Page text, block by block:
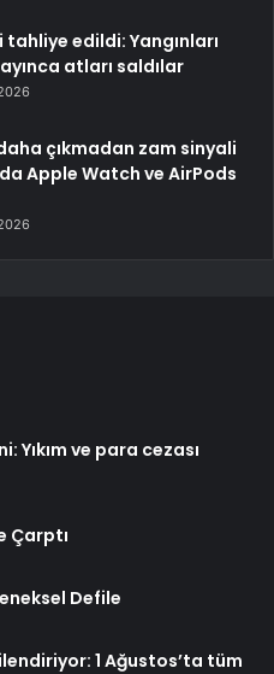
tahliye edildi: Yangınları
atları saldılar
çıkmadan zam sinyali
Apple Watch ve AirPods
Yıkım ve para cezası
Çarptı
Defile
1 Ağustos’ta tüm